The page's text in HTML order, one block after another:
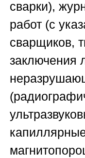
сварки),
работ (с
сварщиков,
заключения